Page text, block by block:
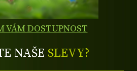
VÁM DOSTUPNOST
NAŠE SLEVY?